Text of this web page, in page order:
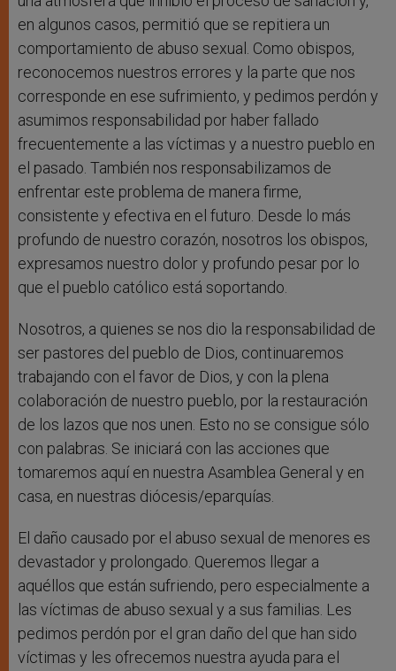
en algunos casos, permitió que se repitiera un
comportamiento de abuso sexual. Como obispos,
reconocemos nuestros errores y la parte que nos
corresponde en ese sufrimiento, y pedimos perdón y
asumimos responsabilidad por haber fallado
frecuentemente a las víctimas y a nuestro pueblo en
el pasado. También nos responsabilizamos de
enfrentar este problema de manera firme,
consistente y efectiva en el futuro. Desde lo más
profundo de nuestro corazón, nosotros los obispos,
expresamos nuestro dolor y profundo pesar por lo
que el pueblo católico está soportando.
Nosotros, a quienes se nos dio la responsabilidad de
ser pastores del pueblo de Dios, continuaremos
trabajando con el favor de Dios, y con la plena
colaboración de nuestro pueblo, por la restauración
de los lazos que nos unen. Esto no se consigue sólo
con palabras. Se iniciará con las acciones que
tomaremos aquí en nuestra Asamblea General y en
casa, en nuestras diócesis/eparquías.
El daño causado por el abuso sexual de menores es
devastador y prolongado. Queremos llegar a
aquéllos que están sufriendo, pero especialmente a
las víctimas de abuso sexual y a sus familias. Les
pedimos perdón por el gran daño del que han sido
víctimas y les ofrecemos nuestra ayuda para el